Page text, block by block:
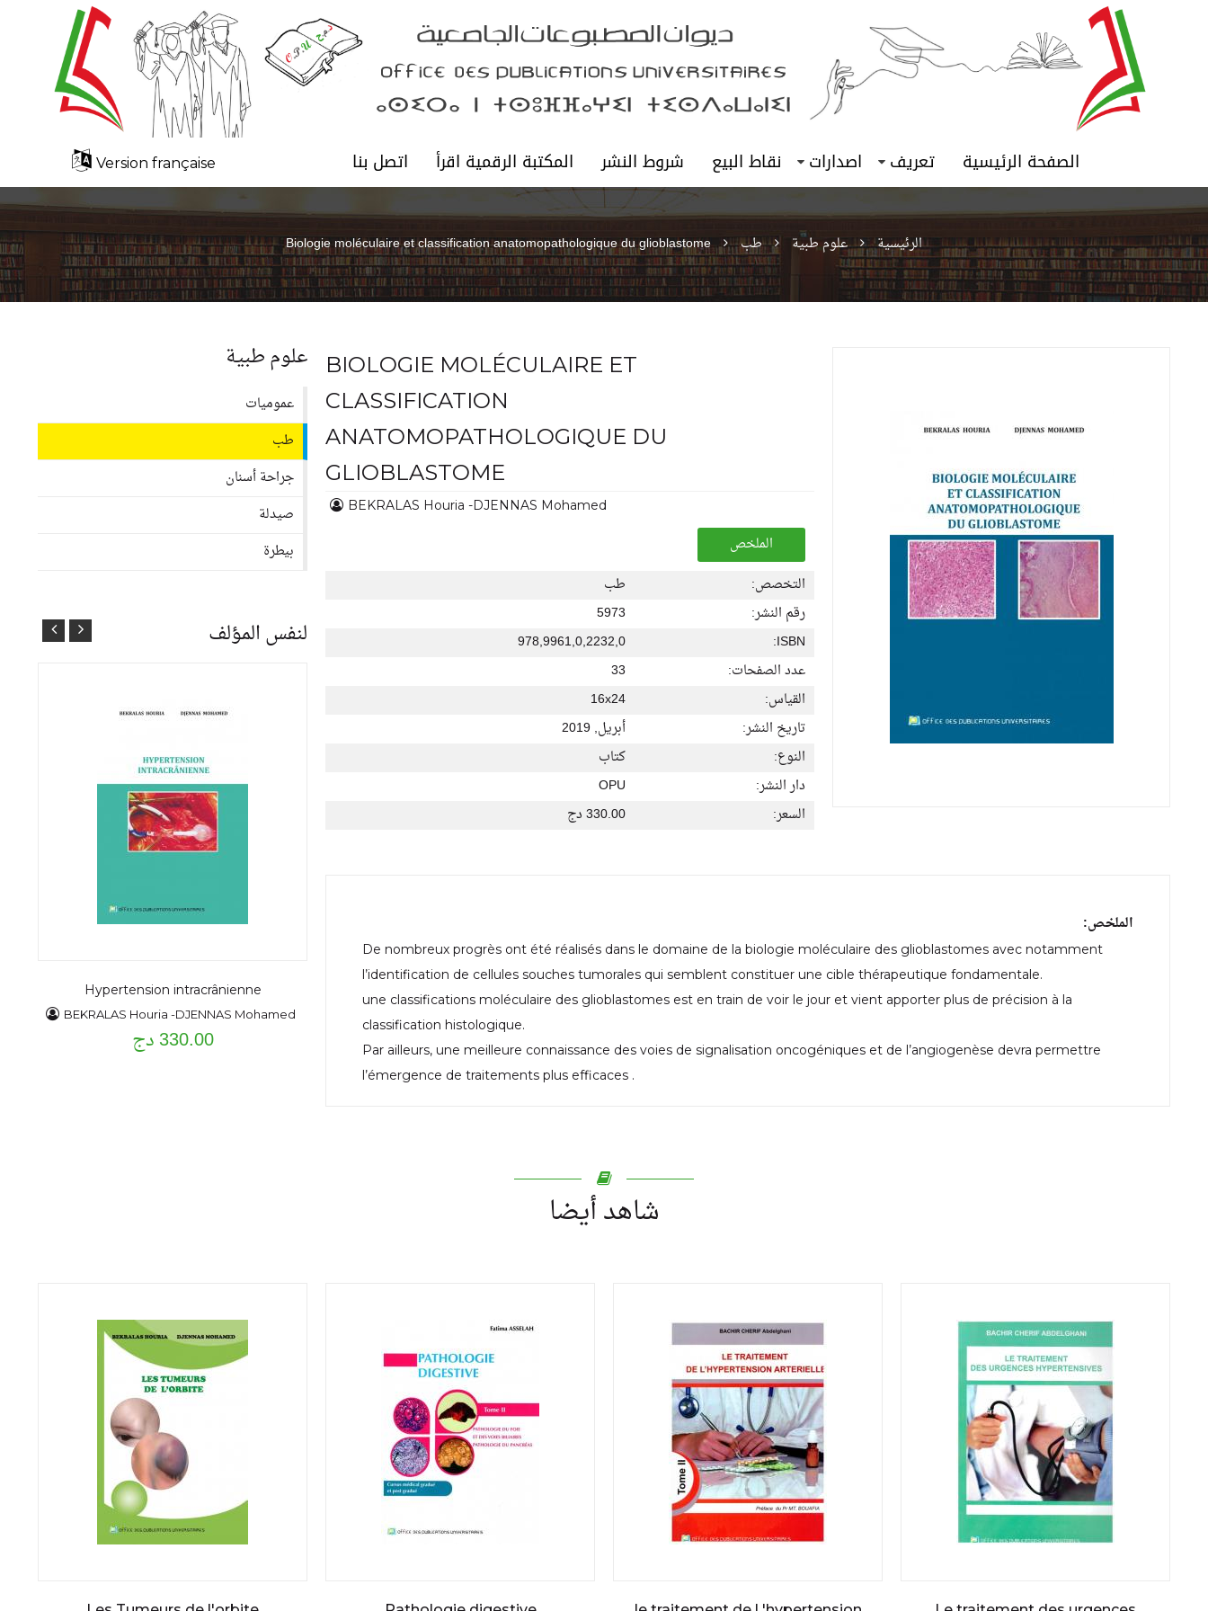
الصفحة الرئيسية تعريف اصدارات نقاط البيع شروط النشر المكتبة الرقمية اقرأ اتصل بنا Version française
الرئيسية علوم طبية طب Biologie moléculaire et classification anatomopathologique du glioblastome
BIOLOGIE MOLÉCULAIRE ET
CLASSIFICATION
ANATOMOPATHOLOGIQUE DU
GLIOBLASTOME
BEKRALAS Houria -DJENNAS Mohamed
الملخص
التخصص:
طب
رقم النشر:
5973
ISBN:
978,9961,0,2232,0
عدد الصفحات:
33
القياس:
16x24
تاريخ النشر:
أبريل, 2019
النوع:
كتاب
دار النشر:
OPU
السعر:
330.00 دج
الملخص:
De nombreux progrès ont été réalisés dans le domaine de la biologie moléculaire des glioblastomes avec notamment
l’identification de cellules souches tumorales qui semblent constituer une cible thérapeutique fondamentale.
une classifications moléculaire des glioblastomes est en train de voir le jour et vient apporter plus de précision à la
classification histologique.
Par ailleurs, une meilleure connaissance des voies de signalisation oncogéniques et de l’angiogenèse devra permettre
l’émergence de traitements plus efficaces .
علوم طبية
عموميات
طب
جراحة أسنان
صيدلة
بيطرة
لنفس المؤلف
Hypertension intracrânienne
BEKRALAS Houria -DJENNAS Mohamed
330.00 دج
شاهد أيضا